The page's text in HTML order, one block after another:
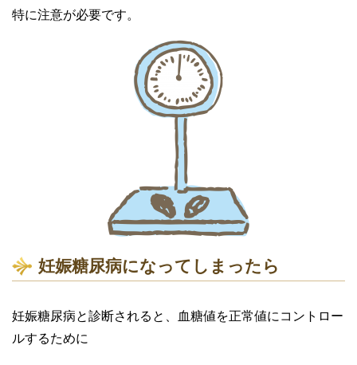
特に注意が必要です。
妊娠糖尿病になってしまったら
妊娠糖尿病と診断されると、血糖値を正常値にコントロー
ルするために